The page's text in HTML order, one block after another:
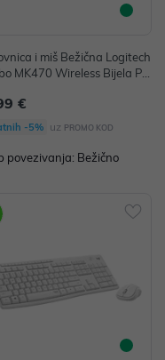
i miš Bežična Logitech
MK470 Wireless Bijela P/
€
-5% uz PROMO KOD
povezivanja: Bežično